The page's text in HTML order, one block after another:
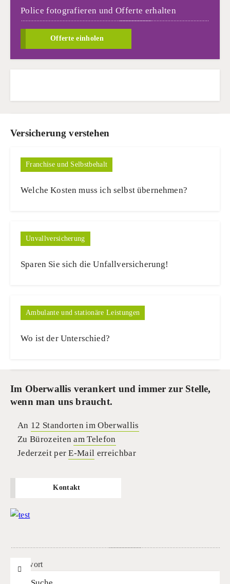
Police fotografieren und Offerte erhalten
Offerte einholen
Versicherung verstehen
Welche Kosten muss ich selbst übernehmen?
Franchise und Selbstbehalt
Sparen Sie sich die Unfallversicherung!
Unvallversicherung
Wo ist der Unterschied?
Ambulante und stationäre Leistungen
Im Oberwallis verankert und immer zur Stelle,
wenn man uns braucht.
An 12 Standorten im Oberwallis
Zu Bürozeitenam Telefon
Jederzeit perE-Mail erreichbar
Kontakt
Suchwort